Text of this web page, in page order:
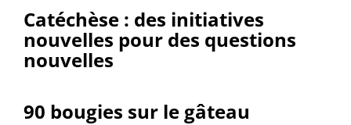
Catéchèse : des initiatives
nouvelles pour des questions
nouvelles
90 bougies sur le gâteau